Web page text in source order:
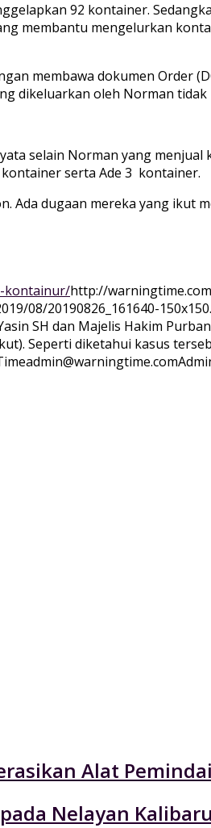
92 kontainer.
membantu mengelurkan
membawa dokumen Order
dikeluarkan oleh Norman tidak
selain Norman yang menjual
serta Ade 3 kontainer.
Ada dugaan mereka yang ikut
kontainur/http://
08/20190826_161640-
SH dan Majelis Hakim
Seperti diketahui kasus
admin@warningtime.com
Alat
Nelayan